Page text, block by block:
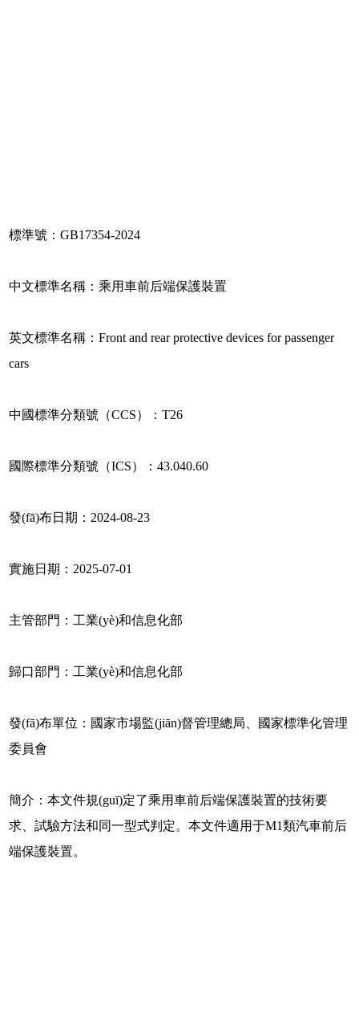
標準號：GB17354-2024
中文標準名稱：乘用車前后端保護裝置
英文標準名稱：Front and rear protective devices for passenger
cars
中國標準分類號（CCS）：T26
國際標準分類號（ICS）：43.040.60
發(fā)布日期：2024-08-23
實施日期：2025-07-01
主管部門：工業(yè)和信息化部
歸口部門：工業(yè)和信息化部
發(fā)布單位：國家市場監(jiān)督管理總局、國家標準化管理
委員會
簡介：本文件規(guī)定了乘用車前后端保護裝置的技術要
求、試驗方法和同一型式判定。本文件適用于M1類汽車前后
端保護裝置。